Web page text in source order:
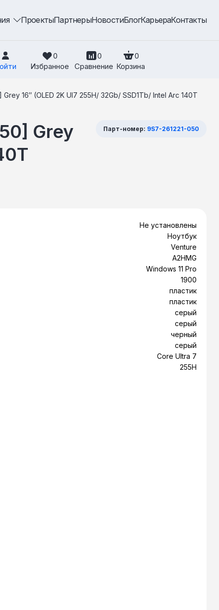
ПроектыПартнерыНовостиБлогКарьераКонтакты
0
Избранное
0
Сравнение
0
Корзина
16″ (OLED 2K Ul7 255H/ 32Gb/ SSD1Tb/ Intel Arc 140T
Grey
Парт-номер: 9S7-261221-050
Не установлены
Ноутбук
Venture
A2HMG
Windows 11 Pro
1900
пластик
пластик
серый
серый
черный
серый
Core Ultra 7
255H